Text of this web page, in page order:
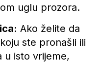
uglu prozora.
Ako želite da
ste pronašli ili
u isto vrijeme,